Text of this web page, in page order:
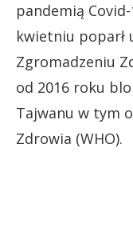
pandemią
kwietniu poparł
Zgromadzeniu
od 2016 roku
Tajwanu w tym
Zdrowia (WHO).